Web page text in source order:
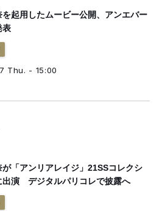
を起用したムービー公開、アンエバー
表
Thu. - 15:00
「アンリアレイジ」21SSコレクシ
出演 デジタルパリコレで披露へ